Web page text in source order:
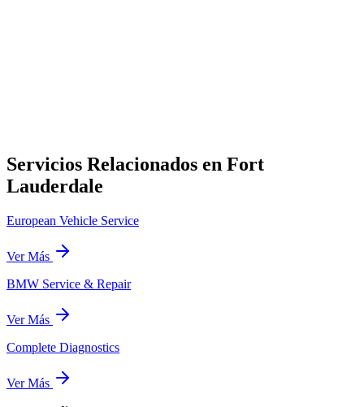
Servicios Relacionados en Fort
Lauderdale
European Vehicle Service
Ver Más
BMW Service & Repair
Ver Más
Complete Diagnostics
Ver Más